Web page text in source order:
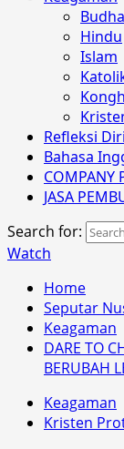
Budha
Hindu
Islam
Refleksi Diri
Bahasa
COMPANY
JASA
Search for:
Watch
Home
Seputar
Keagaman
DARE TO
BERUBAH
Keagaman
Kristen